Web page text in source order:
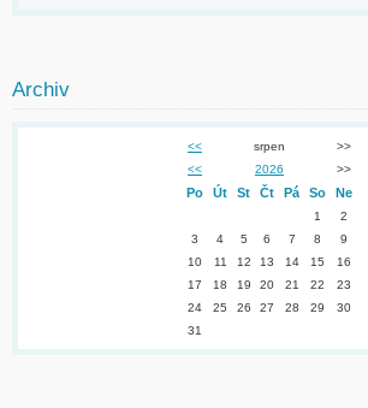
Archiv
<< srpen
>>
<<
2026 >>
Po Út St Čt Pá So Ne
1
2
3
4 5 6 7 8
9
10
11 12 13 14 15
16
17
18 19 20 21 22
23
24
25 26 27 28 29
30
31